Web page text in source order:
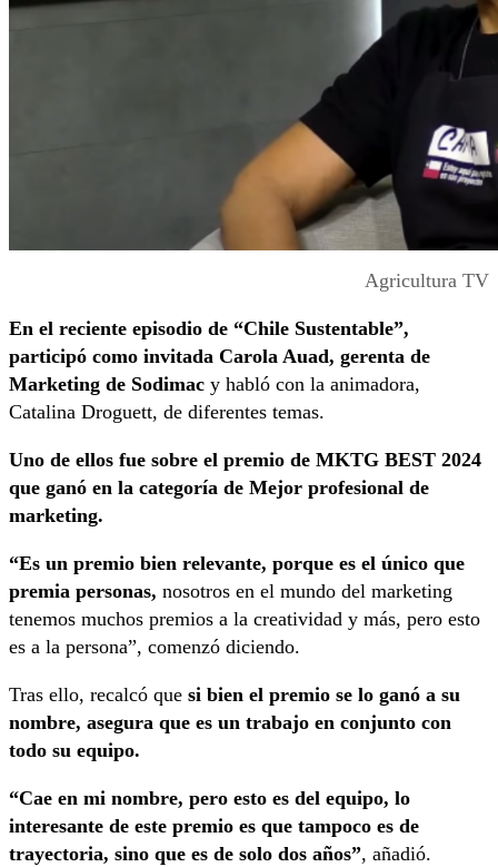
Agricultura TV
En el reciente episodio de “Chile Sustentable”,
participó como invitada Carola Auad, gerenta de
Marketing de Sodimac y habló con la animadora,
Catalina Droguett, de diferentes temas.
Uno de ellos fue sobre el premio de MKTG BEST 2024
que ganó en la categoría de Mejor profesional de
marketing.
“Es un premio bien relevante, porque es el único que
premia personas, nosotros en el mundo del marketing
tenemos muchos premios a la creatividad y más, pero esto
es a la persona”, comenzó diciendo.
Tras ello, recalcó que si bien el premio se lo ganó a su
nombre, asegura que es un trabajo en conjunto con
todo su equipo.
“Cae en mi nombre, pero esto es del equipo, lo
interesante de este premio es que tampoco es de
trayectoria, sino que es de solo dos años”, añadió.